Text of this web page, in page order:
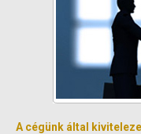
A cégünk által